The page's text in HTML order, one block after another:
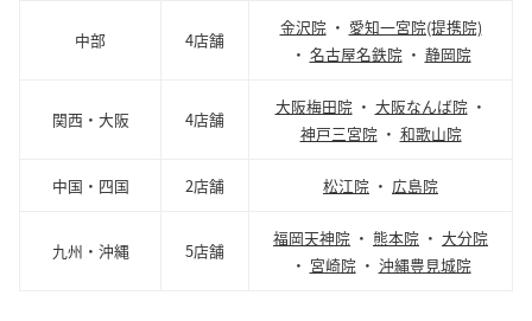
中部 4店舗
金沢院 ・ 愛知一宮院(提携院)
・ 名古屋名鉄院 ・ 静岡院
関西・大阪 4店舗
大阪梅田院 ・ 大阪なんば院 ・
神戸三宮院 ・ 和歌山院
中国・四国 2店舗 松江院 ・ 広島院
九州・沖縄 5店舗
福岡天神院 ・ 熊本院 ・ 大分院
・ 宮崎院 ・ 沖縄豊見城院